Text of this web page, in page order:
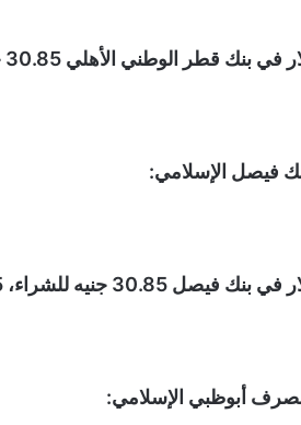
الأهلي 30.85 جنيه للشراء، 30.95 جنيه للبيع.
فيصل الإسلامي:
للشراء، 30.95 جنيه للبيع.
أبوظبي الإسلامي: